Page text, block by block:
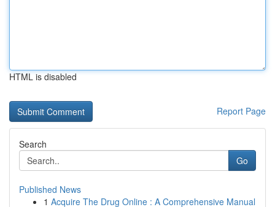
HTML is disabled
Report Page
Search
Go
Published News
1 Acquire The Drug Online : A Comprehensive Manual